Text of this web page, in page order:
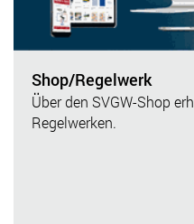
Shop/Regelwerk
Über den SVGW-Shop
Regelwerken.